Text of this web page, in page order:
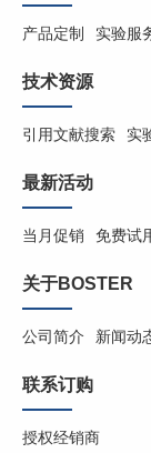
产品定制 实验服
技术资源
引用文献搜索 实
最新活动
当月促销 免费试
关于BOSTER
公司简介 新闻动
联系订购
授权经销商